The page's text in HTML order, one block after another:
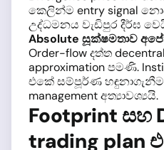
කෙලින්ම entry signal
උද්ධමනය වැඩිපුර දීර්ඝ
Absolute සූක්ෂමතාව
Order-flow දත්ත
approximation පමණි.
එකේ සම්පූර්ණ
management අත්‍යාවශ්‍යයි.
Footprint සහ
trading plan